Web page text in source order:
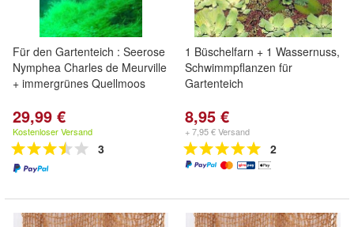
Für den Gartenteich : Seerose
Nymphea Charles de Meurville
+ immergrünes Quellmoos
29,99 €
Kostenloser Versand
3
1 Büschelfarn + 1 Wassernuss,
Schwimmpflanzen für
Gartenteich
8,95 €
+ 7,95 € Versand
2